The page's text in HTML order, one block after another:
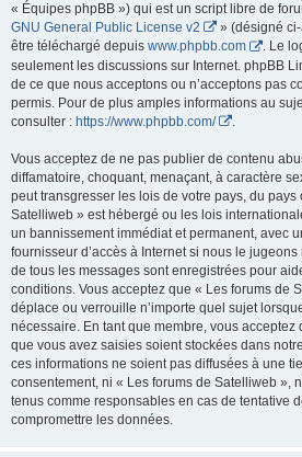
« Équipes phpBB ») qui est un script libre de
GNU General Public License v2
» (désigné
être téléchargé depuis www.phpbb.com
. Le
seulement les discussions sur Internet. phpBB
de ce que nous acceptons ou n’acceptons pas
permis. Pour de plus amples informations au
consulter : https://www.phpbb.com/
Vous acceptez de ne pas publier de contenu
diffamatoire, choquant, menaçant, à caractère
peut transgresser les lois de votre pays, du pays
Satelliweb » est hébergé ou les lois
un bannissement immédiat et permanent, avec
fournisseur d’accès à Internet si nous le
de tous les messages sont enregistrées pour
conditions. Vous acceptez que « Les forums de
déplace ou verrouille n’importe quel sujet
nécessaire. En tant que membre, vous acceptez
que vous avez saisies soient stockées dans
ces informations ne soient pas diffusées à une
consentement, ni « Les forums de Satelliweb »,
tenus comme responsables en cas de tentative
compromettre les données.